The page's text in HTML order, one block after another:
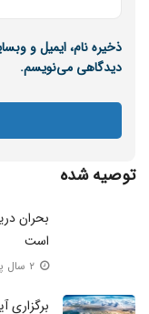
ذخیره نام، ایمیل و
دیدگاهی می‌نویسم.
توصیه شده
بحران
است
برگزاری